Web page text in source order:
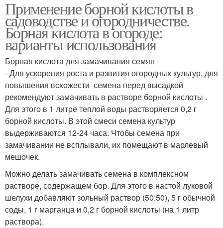
Применение борной кислоты в
садоводстве и огородничестве.
Борная кислота в огороде:
варианты использования
Борная кислота для замачивания семян
- Для ускорения роста и развития огородных культур, для
повышения всхожести семена перед высадкой
рекомендуют замачивать в растворе борной кислоты .
Для этого в 1 литре теплой воды растворяется 0,2 г
борной кислоты. В этой смеси семена культур
выдерживаются 12-24 часа. Чтобы семена при
замачивании не всплывали, их помещают в марлевый
мешочек.
Можно делать замачивать семена в комплексном
растворе, содержащем бор. Для этого в настой луковой
шелухи добавляют зольный раствор (50:50), 5 г обычной
соды, 1 г марганца и 0,2 г борной кислоты (на 1 литр
раствора).